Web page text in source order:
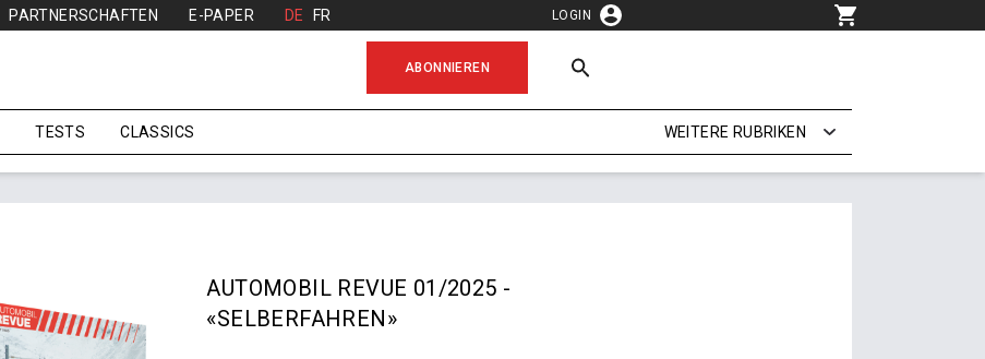
PARTNERSCHAFTEN E-PAPER DE FR LOGIN
ABONNIEREN
TESTS CLASSICS WEITERE RUBRIKEN
AUTOMOBIL REVUE 01/2025 -
«SELBERFAHREN»